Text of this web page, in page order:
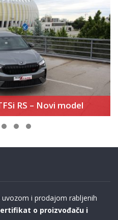
RS – Novi model
uvozom i prodajom rabljenih
o proizvođaču i